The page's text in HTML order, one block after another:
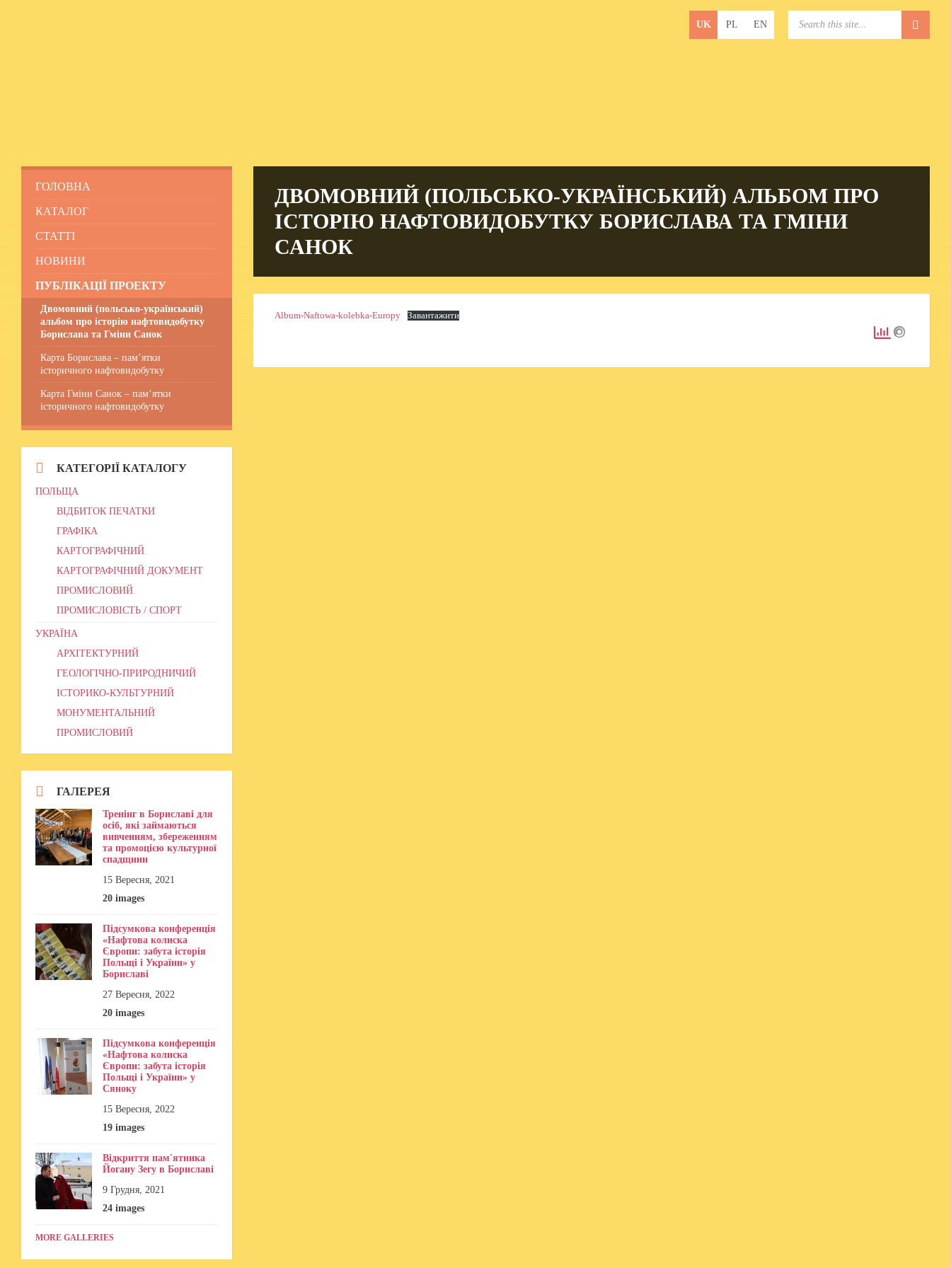
language:
UK PL EN
ДВОМОВНИЙ (ПОЛЬСЬКО-УКРАЇНСЬКИЙ) АЛЬБОМ ПРО
ІСТОРІЮ НАФТОВИДОБУТКУ БОРИСЛАВА ТА ГМІНИ
САНОК
Album-Naftowa-kolebka-Europy Завантажити
ГОЛОВНА
КАТАЛОГ
СТАТТІ
НОВИНИ
ПУБЛІКАЦІЇ ПРОЕКТУ
Двомовний (польсько-український)
альбом про історію нафтовидобутку
Борислава та Гміни Санок
Карта Борислава – пам’ятки
історичного нафтовидобутку
Карта Гміни Санок – пам’ятки
історичного нафтовидобутку
КАТЕГОРІЇ КАТАЛОГУ
ПОЛЬЩА
ВІДБИТОК ПЕЧАТКИ
ГРАФІКА
КАРТОГРАФІЧНИЙ
КАРТОГРАФІЧНИЙ ДОКУМЕНТ
ПРОМИСЛОВИЙ
ПРОМИСЛОВІСТЬ / СПОРТ
УКРАЇНА
АРХІТЕКТУРНИЙ
ГЕОЛОГІЧНО-ПРИРОДНИЧИЙ
ІСТОРИКО-КУЛЬТУРНИЙ
МОНУМЕНТАЛЬНИЙ
ПРОМИСЛОВИЙ
ГАЛЕРЕЯ
Тренінг в Бориславі для
осіб, які займаються
вивченням, збереженням
та промоцією культурної
спадщини
15 Вересня, 2021
20 images
Підсумкова конференція
«Нафтова колиска
Європи: забута історія
Польщі і України» у
Бориславі
27 Вересня, 2022
20 images
Підсумкова конференція
«Нафтова колиска
Європи: забута історія
Польщі і України» у
Сяноку
15 Вересня, 2022
19 images
Відкриття пам'ятника
Йогану Зегу в Бориславі
9 Грудня, 2021
24 images
MORE GALLERIES